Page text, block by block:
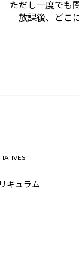
ただし一度でも
放課後、どこ
キュラム